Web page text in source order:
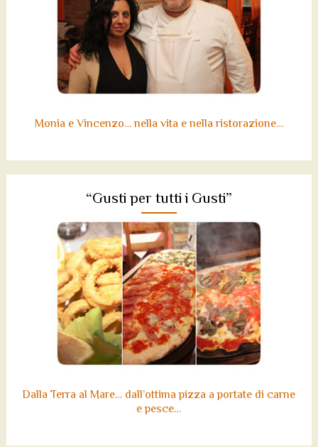
Monia e Vincenzo… nella vita e nella ristorazione…
“Gusti per tutti i Gusti”
Dalla Terra al Mare… dall’ottima pizza a portate di carne
e pesce…